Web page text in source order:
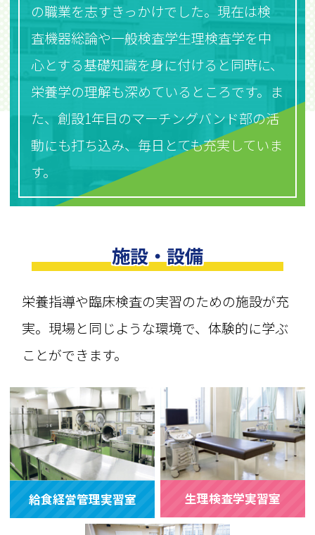
の職業を志すきっかけでした。現在は検
査機器総論や一般検査学生理検査学を中
心とする基礎知識を身に付けると同時に、
栄養学の理解も深めているところです。ま
た、創設1年目のマーチングバンド部の活
動にも打ち込み、毎日とても充実していま
す。
施設・設備
栄養指導や臨床検査の実習のための施設が充
実。現場と同じような環境で、体験的に学ぶ
ことができます。
給食経営管理実習室 生理検査学実習室